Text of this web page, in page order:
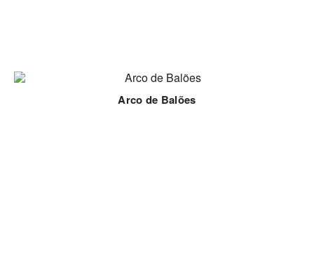
Arco de Balões